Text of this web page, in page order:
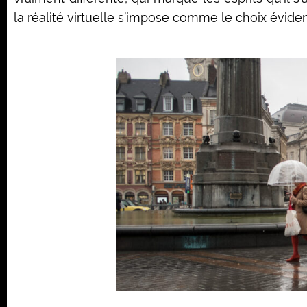
la réalité virtuelle s’impose comme le choix